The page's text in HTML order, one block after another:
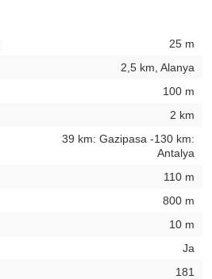
25 m
2,5 km, Alanya
100 m
2 km
39 km: Gazipasa -130 km:
Antalya
110 m
800 m
10 m
Ja
181